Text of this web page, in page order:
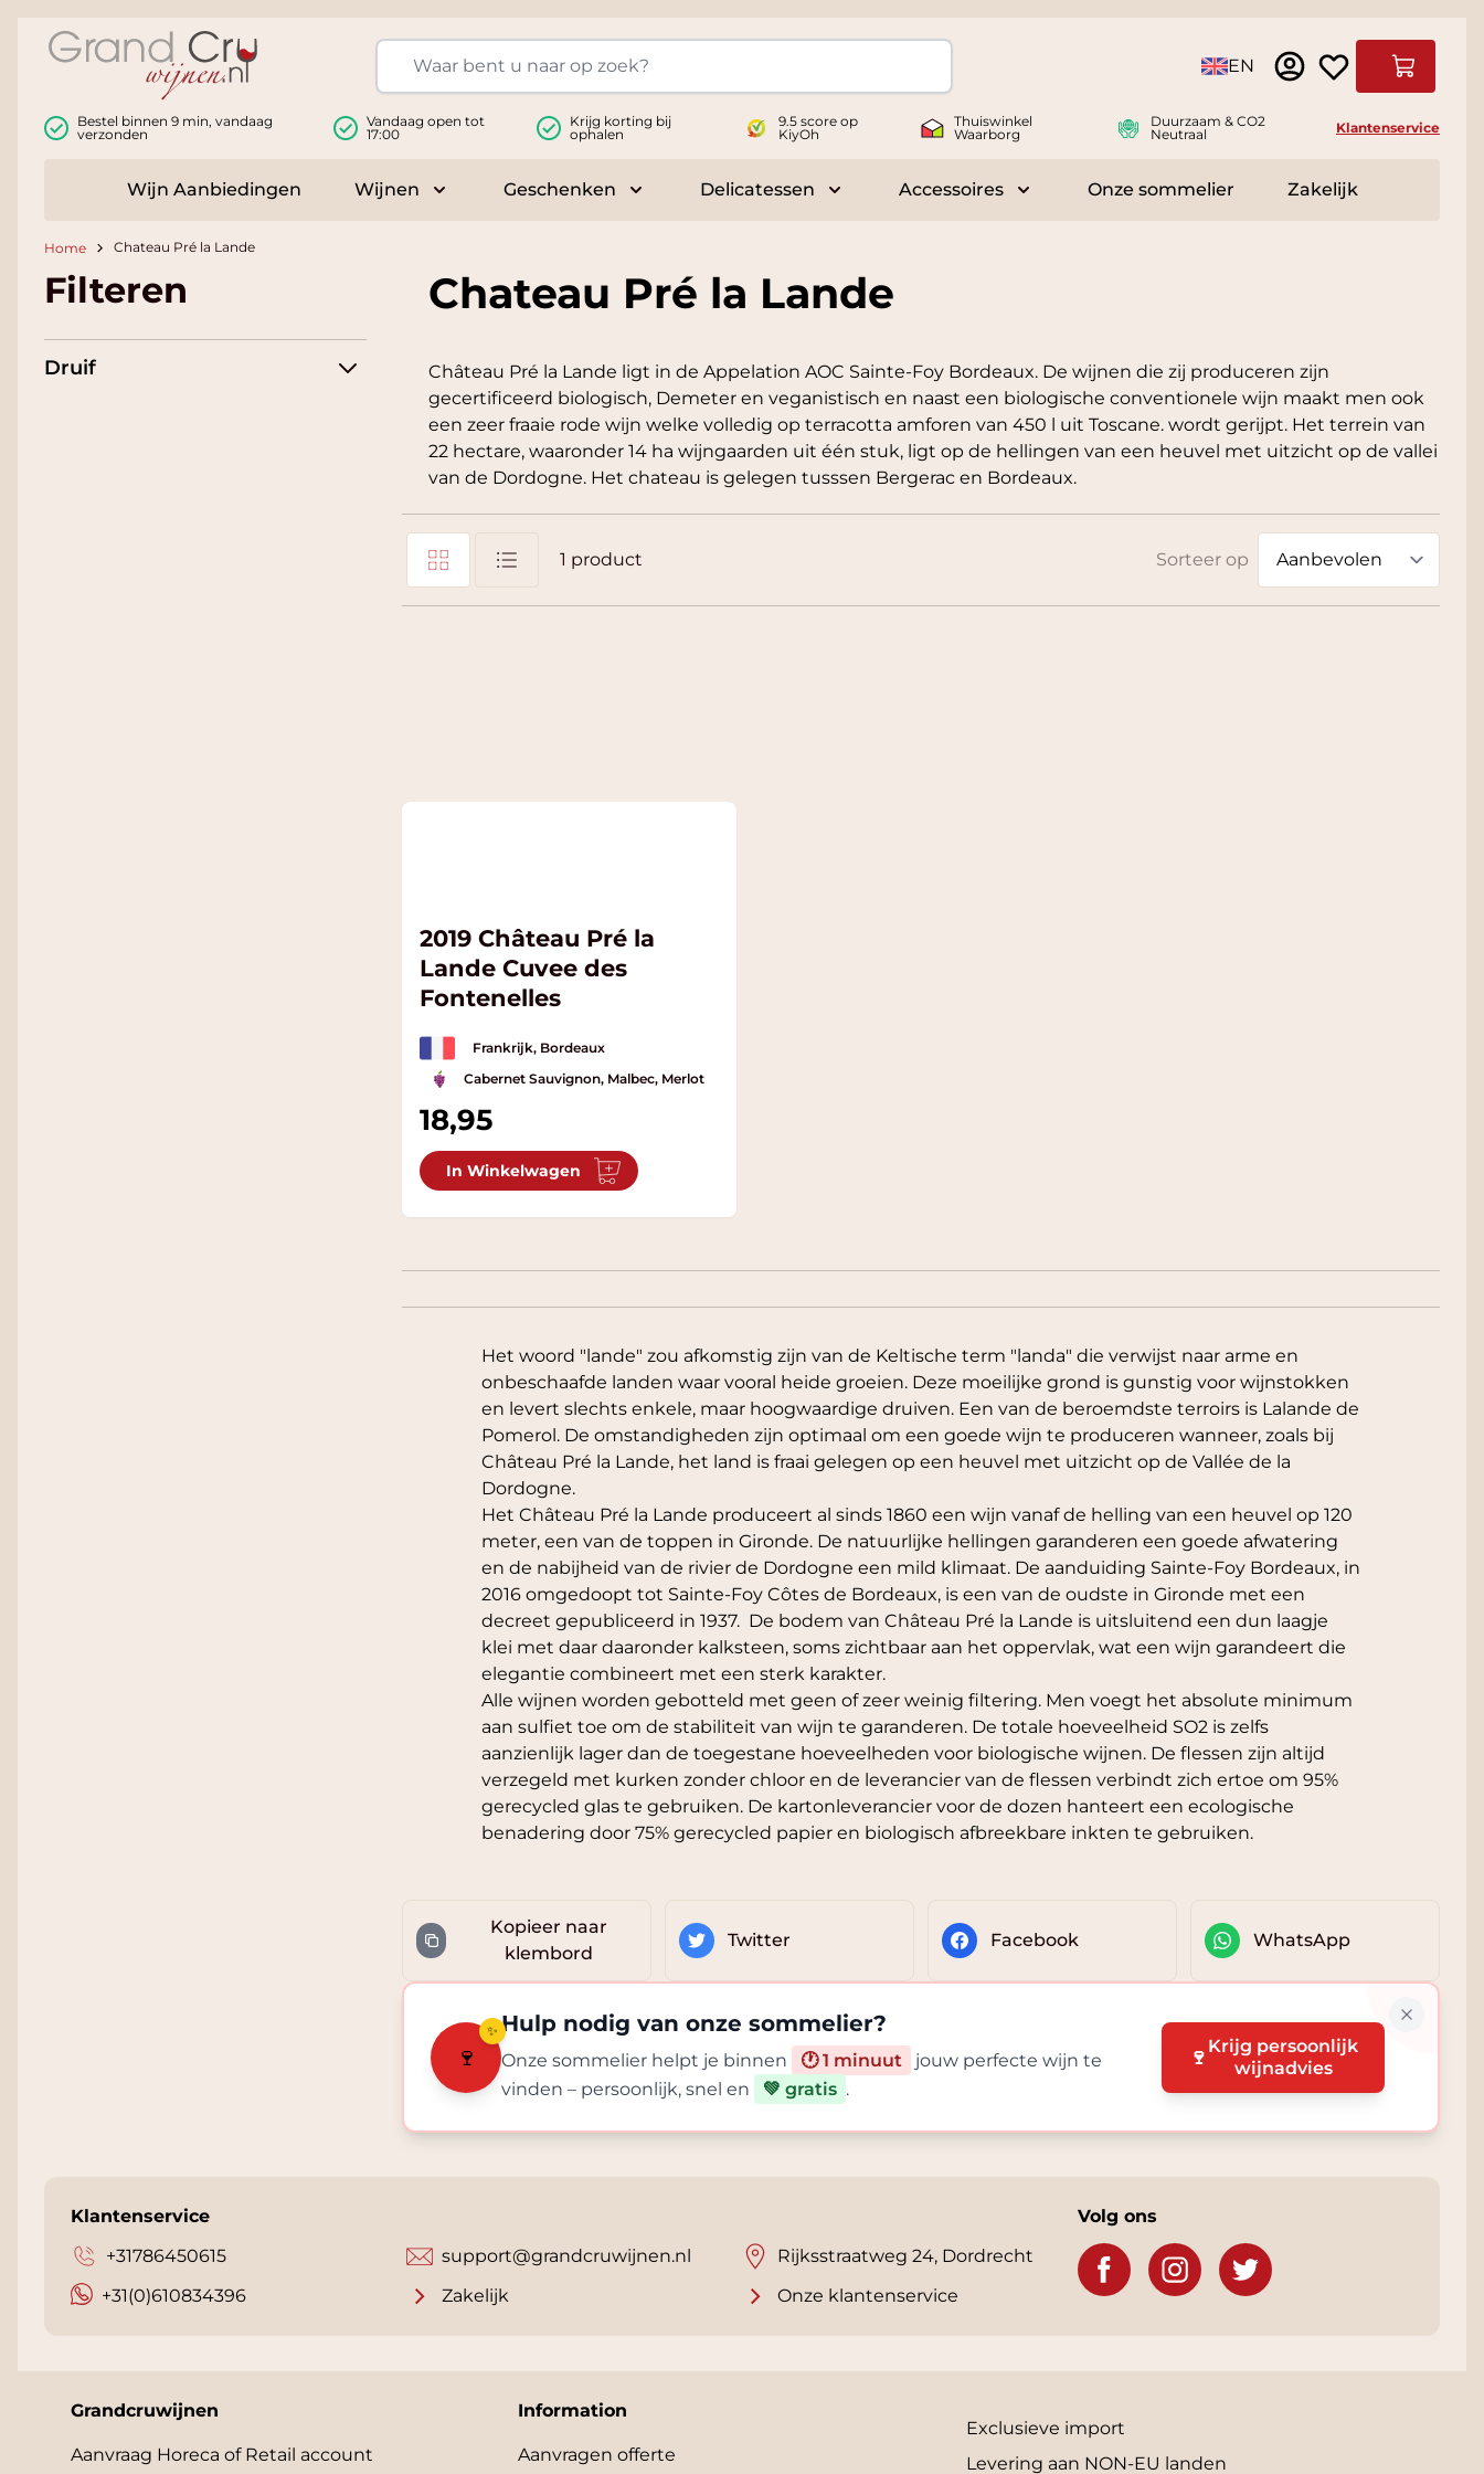
Taal EN
Bestel binnen 9 min, vandaag
verzonden
Vandaag open tot
17:00
Krijg korting bij
ophalen
9.5 score op
KiyOh
Thuiswinkel
Waarborg
Duurzaam & CO2
Neutraal
Klantenservice
Wijn Aanbiedingen Wijnen
Toggle submenu for Wijnen
Geschenken
Toggle submenu for Geschenken
Delicatessen
Toggle submenu for Delicatessen
Accessoires
Toggle submenu for Accessoires
Onze sommelier Zakelijk
Home Chateau Pré la Lande
Filteren
Druif
Chateau Pré la Lande
Château Pré la Lande ligt in de Appelation AOC Sainte-Foy Bordeaux. De wijnen die zij produceren zijn
gecertificeerd biologisch, Demeter en veganistisch en naast een biologische conventionele wijn maakt men ook
een zeer fraaie rode wijn welke volledig op terracotta amforen van 450 l uit Toscane. wordt gerijpt. Het terrein van
22 hectare, waaronder 14 ha wijngaarden uit één stuk, ligt op de hellingen van een heuvel met uitzicht op de vallei
van de Dordogne. Het chateau is gelegen tusssen Bergerac en Bordeaux.
Tonen als 1 product Sorteer op
2019 Château Pré la
Lande Cuvee des
Fontenelles
Frankrijk, Bordeaux
Cabernet Sauvignon, Malbec, Merlot
18,95
In Winkelwagen
Het woord "lande" zou afkomstig zijn van de Keltische term "landa" die verwijst naar arme en
onbeschaafde landen waar vooral heide groeien. Deze moeilijke grond is gunstig voor wijnstokken
en levert slechts enkele, maar hoogwaardige druiven. Een van de beroemdste terroirs is Lalande de
Pomerol. De omstandigheden zijn optimaal om een goede wijn te produceren wanneer, zoals bij
Château Pré la Lande, het land is fraai gelegen op een heuvel met uitzicht op de Vallée de la
Dordogne.
Het Château Pré la Lande produceert al sinds 1860 een wijn vanaf de helling van een heuvel op 120
meter, een van de toppen in Gironde. De natuurlijke hellingen garanderen een goede afwatering
en de nabijheid van de rivier de Dordogne een mild klimaat. De aanduiding Sainte-Foy Bordeaux, in
2016 omgedoopt tot Sainte-Foy Côtes de Bordeaux, is een van de oudste in Gironde met een
decreet gepubliceerd in 1937. De bodem van Château Pré la Lande is uitsluitend een dun laagje
klei met daar daaronder kalksteen, soms zichtbaar aan het oppervlak, wat een wijn garandeert die
elegantie combineert met een sterk karakter.
Alle wijnen worden gebotteld met geen of zeer weinig filtering. Men voegt het absolute minimum
aan sulfiet toe om de stabiliteit van wijn te garanderen. De totale hoeveelheid SO2 is zelfs
aanzienlijk lager dan de toegestane hoeveelheden voor biologische wijnen. De flessen zijn altijd
verzegeld met kurken zonder chloor en de leverancier van de flessen verbindt zich ertoe om 95%
gerecycled glas te gebruiken. De kartonleverancier voor de dozen hanteert een ecologische
benadering door 75% gerecycled papier en biologisch afbreekbare inkten te gebruiken.
Kopieer naar
klembord
Twitter Facebook WhatsApp
🍷
✨ Hulp nodig van onze sommelier?
Onze sommelier helpt je binnen 🕐 1 minuut
jouw perfecte wijn te
vinden – persoonlijk, snel en
💚 gratis .
🍷 Krijg persoonlijk
wijnadvies
Klantenservice
+31786450615
+31(0)610834396
support@grandcruwijnen.nl
Rijksstraatweg 24, Dordrecht
Zakelijk
Onze klantenservice
Volg ons
Grandcruwijnen
Aanvraag Horeca of Retail account
Information
Aanvragen offerte
Exclusieve import
Levering aan NON-EU landen